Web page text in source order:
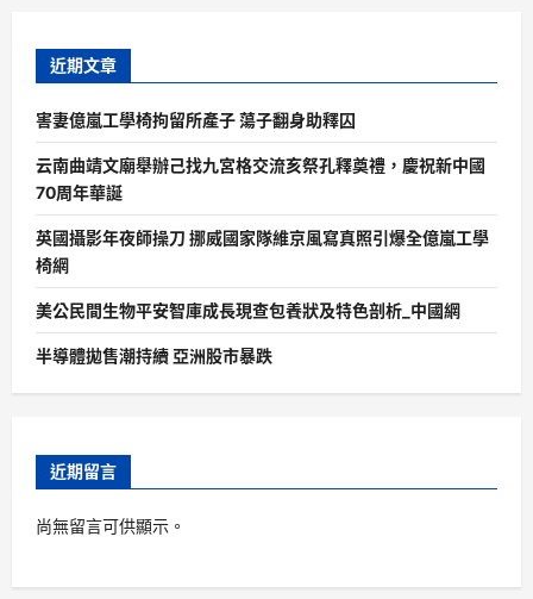
近期文章
害妻億嵐工學椅拘留所產子 蕩子翻身助釋囚
云南曲靖文廟舉辦己找九宮格交流亥祭孔釋奠禮，慶祝新中國
70周年華誕
英國攝影年夜師操刀 挪威國家隊維京風寫真照引爆全億嵐工學
椅網
美公民間生物平安智庫成長現查包養狀及特色剖析_中國網
半導體拋售潮持續 亞洲股市暴跌
近期留言
尚無留言可供顯示。